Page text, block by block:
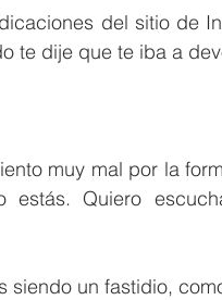
del sitio de
te dije que te iba a
muy mal por la
estás. Quiero
siendo un fastidio,